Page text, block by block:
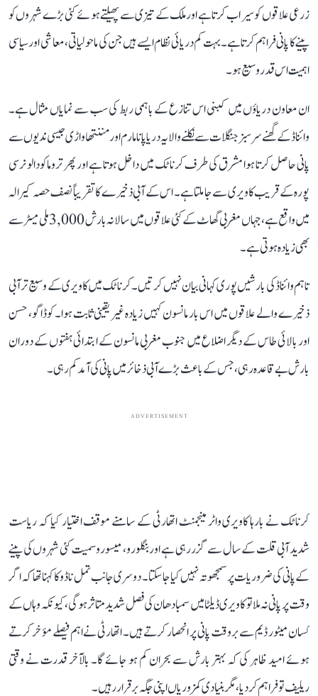
زرعی علاقوں کو سیراب کرتا ہے اور ملک کے تیزی سے پھیلتے ہوئے کئی بڑے شہروں کو
پینے کا پانی فراہم کرتا ہے۔ بہت کم دریائی نظام ایسے ہیں جن کی ماحولیاتی، معاشی اور سیاسی
اہمیت اس قدر وسیع ہو۔
ان معاون دریاؤں میں کبنی اس تنازع کے باہمی ربط کی سب سے نمایاں مثال ہے۔
وائناڈ کے گھنے سرسبز جنگلات سے نکلنے والا یہ دریا پانامارم اور مننتھاواڑی جیسی ندیوں سے
پانی حاصل کرتا ہوا مشرق کی طرف کرناٹک میں داخل ہوتا ہے اور پھر تروماکودالو نرسی
پورہ کے قریب کاویری سے جا ملتا ہے۔ اس کے آبی ذخیرے کا تقریباً نصف حصہ کیرالہ
میں واقع ہے، جہاں مغربی گھاٹ کے کئی علاقوں میں سالانہ بارش 3,000 ملی میٹر سے
بھی زیادہ ہوتی ہے۔
تاہم وائناڈ کی بارشیں پوری کہانی بیان نہیں کرتیں۔ کرناٹک میں کاویری کے وسیع تر آبی
ذخیرے والے علاقوں میں اس بار مانسون کہیں زیادہ غیر یقینی ثابت ہوا۔ کوڈاگو، حسن
اور بالائی طاس کے دیگر اضلاع میں جنوب مغربی مانسون کے ابتدائی ہفتوں کے دوران
بارش بے قاعدہ رہی، جس کے باعث بڑے آبی ذخائر میں پانی کی آمد کم رہی۔
ADVERTISEMENT
کرناٹک نے بارہا کاویری واٹر مینجمنٹ اتھارٹی کے سامنے موقف اختیار کیا کہ ریاست
شدید آبی قلت کے سال سے گزر رہی ہے اور بنگلورو، میسورو سمیت کئی شہروں کی پینے
کے پانی کی ضروریات پر سمجھوتہ نہیں کیا جا سکتا۔ دوسری جانب تمل ناڈو کا کہنا تھا کہ اگر
وقت پر پانی نہ ملا تو کاویری ڈیلٹا میں سمبا دھان کی فصل شدید متاثر ہوگی، کیونکہ وہاں کے
کسان میٹور ڈیم سے بروقت پانی پر انحصار کرتے ہیں۔ اتھارٹی نے اہم فیصلے مؤخر کرتے
ہوئے امید ظاہر کی کہ بہتر بارش سے بحران کم ہو جائے گا۔ بالآخر قدرت نے وقتی
ریلیف تو فراہم کر دیا، مگر بنیادی کمزوریاں اپنی جگہ برقرار رہیں۔